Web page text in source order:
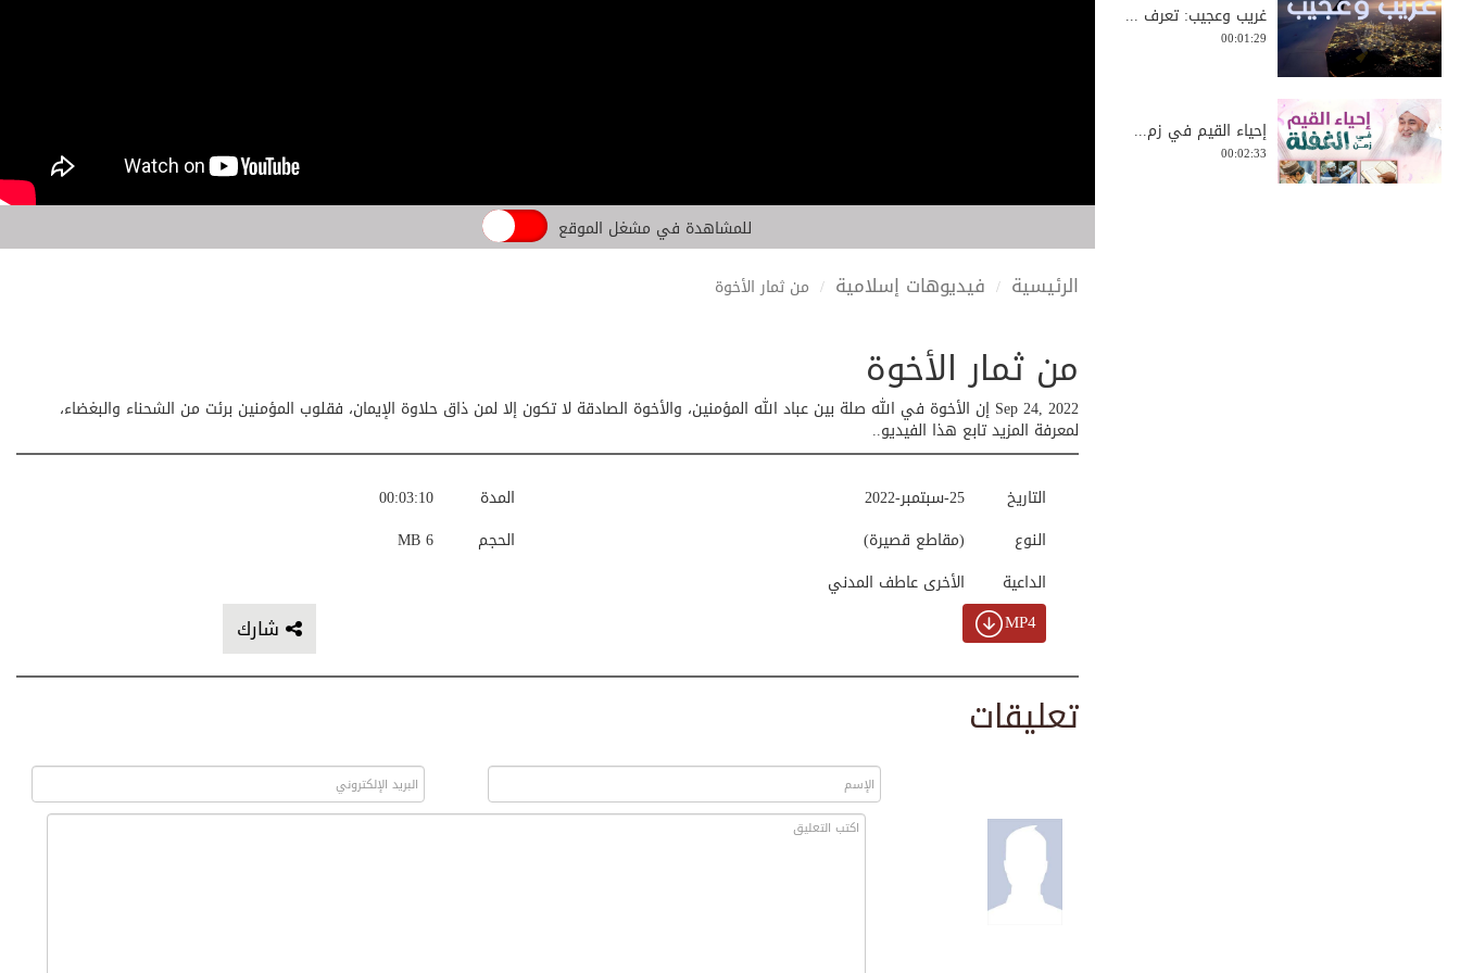
للمشاهدة في مشغل الموقع
الرئيسية فيديوهات إسلامية من ثمار الأخوة
من ثمار الأخوة
Sep 24, 2022 إن الأخوة في الله صلة بين عباد الله المؤمنين، والأخوة الصادقة لا تكون إلا لمن ذاق حلاوة الإيمان، فقلوب المؤمنين برئت من الشحناء والبغضاء،
لمعرفة المزيد تابع هذا الفيديو..
00:03:10
المدة
6 MB
الحجم
25-سبتمبر-2022
التاريخ
(مقاطع قصيرة)
النوع
الأخرى عاطف المدني
الداعية
شارك MP4
تعليقات
غريب وعجيب: تعرف ...
00:01:29
إحياء القيم في زم...
00:02:33